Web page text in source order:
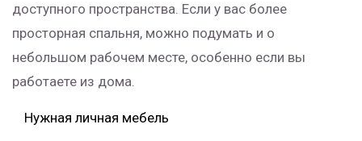
доступного пространства. Если у вас более
просторная спальня, можно подумать и о
небольшом рабочем месте, особенно если вы
работаете из дома.
Нужная личная мебель